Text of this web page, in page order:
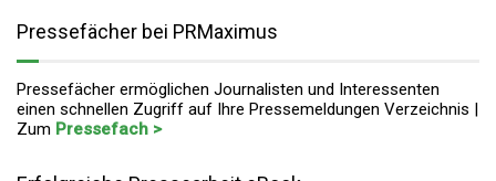
Pressefächer bei PRMaximus
Pressefächer ermöglichen Journalisten und Interessenten
einen schnellen Zugriff auf Ihre Pressemeldungen Verzeichnis |
Zum Pressefach >